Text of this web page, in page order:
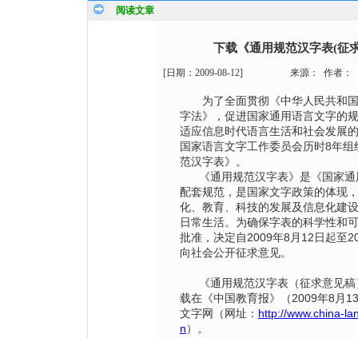
阅读文章
下载《通用规范汉字表(征
[日期： 2009-08-12] 来源： 作者：
为了全面贯彻《中华人民共和国
字法》，促进国家通用语言文字的
适应信息时代语言生活和社会发展
国家语言文字工作委员会历时8年
范汉字表》。
《通用规范汉字表》是《国家通
配套规范，是国家文字政策的体现
化、教育、科技的发展及信息化建
日常生活。为确保字表的科学性和
批准，决定自2009年8月12日起至
向社会公开征求意见。
《通用规范汉字表（征求意见稿
载在《中国教育报》（2009年8月
文字网（网址： http://www.china-
n）。